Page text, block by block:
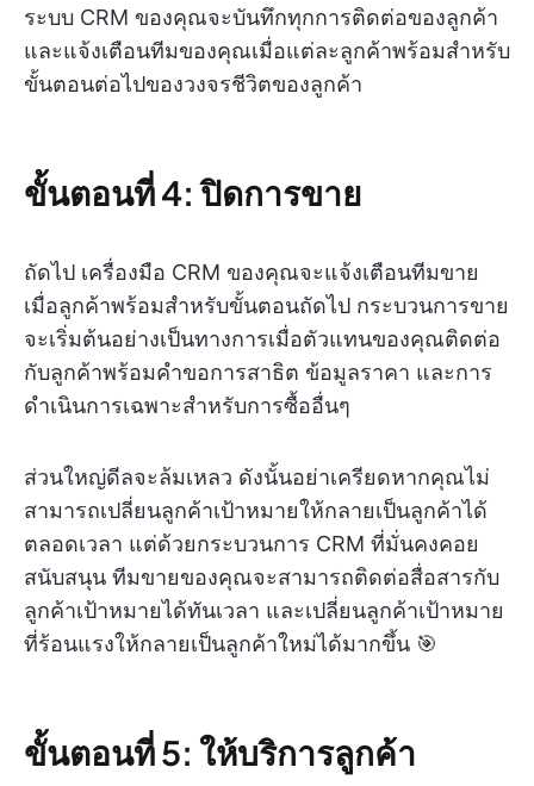
ระบบ CRM ของคุณจะบันทึกทุกการติดต่อของลูกค้า
และแจ้งเตือนทีมของคุณเมื่อแต่ละลูกค้าพร้อมสำหรับ
ขั้นตอนต่อไปของวงจรชีวิตของลูกค้า
ขั้นตอนที่ 4: ปิดการขาย
ถัดไป เครื่องมือ CRM ของคุณจะแจ้งเตือนทีมขาย
เมื่อลูกค้าพร้อมสำหรับขั้นตอนถัดไป กระบวนการขาย
จะเริ่มต้นอย่างเป็นทางการเมื่อตัวแทนของคุณติดต่อ
กับลูกค้าพร้อมคำขอการสาธิต ข้อมูลราคา และการ
ดำเนินการเฉพาะสำหรับการซื้ออื่นๆ
ส่วนใหญ่ดีลจะล้มเหลว ดังนั้นอย่าเครียดหากคุณไม่
สามารถเปลี่ยนลูกค้าเป้าหมายให้กลายเป็นลูกค้าได้
ตลอดเวลา แต่ด้วยกระบวนการ CRM ที่มั่นคงคอย
สนับสนุน ทีมขายของคุณจะสามารถติดต่อสื่อสารกับ
ลูกค้าเป้าหมายได้ทันเวลา และเปลี่ยนลูกค้าเป้าหมาย
ที่ร้อนแรงให้กลายเป็นลูกค้าใหม่ได้มากขึ้น 🎯
ขั้นตอนที่ 5: ให้บริการลูกค้า